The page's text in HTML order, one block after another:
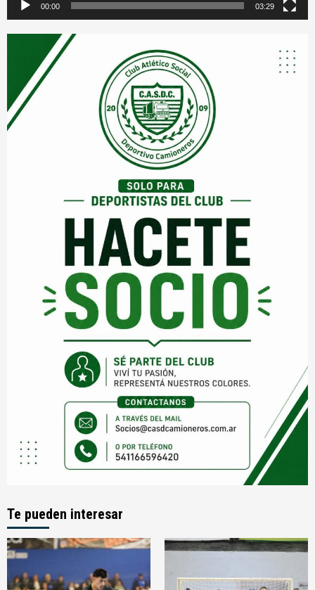
00:00 03:29
Te pueden interesar